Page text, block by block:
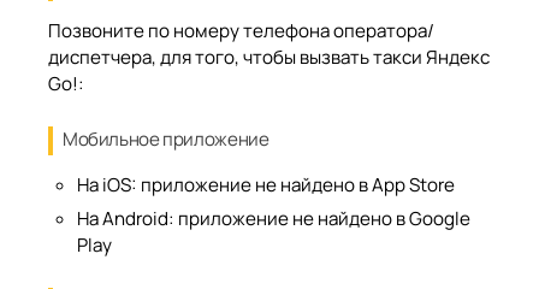
Позвоните по номеру телефона оператора/
диспетчера, для того, чтобы вызвать такси Яндекс
Go!:
Мобильное приложение
На iOS: приложение не найдено в App Store
На Android: приложение не найдено в Google
Play